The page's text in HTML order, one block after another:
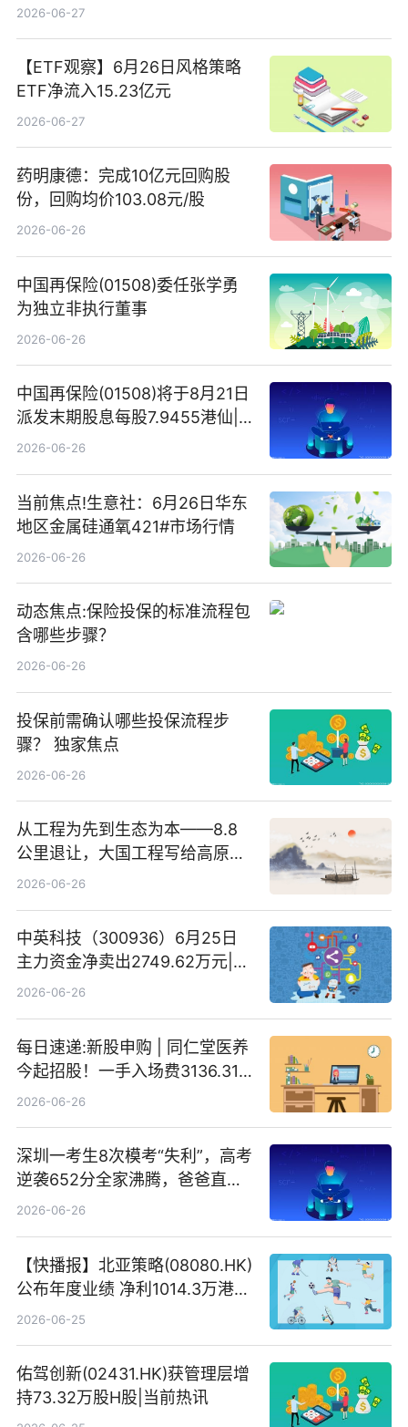
2026-06-27
【ETF观察】6月26日风格策略
ETF净流入15.23亿元
2026-06-27
药明康德：完成10亿元回购股
份，回购均价103.08元/股
2026-06-26
中国再保险(01508)委任张学勇
为独立非执行董事
2026-06-26
中国再保险(01508)将于8月21日
派发末期股息每股7.9455港仙|
看点
2026-06-26
当前焦点!生意社：6月26日华东
地区金属硅通氧421#市场行情
2026-06-26
动态焦点:保险投保的标准流程包
含哪些步骤？
2026-06-26
投保前需确认哪些投保流程步
骤？ 独家焦点
2026-06-26
从工程为先到生态为本——8.8
公里退让，大国工程写给高原生
灵的温柔情书
2026-06-26
中英科技（300936）6月25日
主力资金净卖出2749.62万元|每
日速看
2026-06-26
每日速递:新股申购 | 同仁堂医养
今起招股！一手入场费3136.31
港元
2026-06-26
深圳一考生8次模考“失利”，高考
逆袭652分全家沸腾，爸爸直呼
“没查错吧” 焦点简讯
2026-06-26
【快播报】北亚策略(08080.HK)
公布年度业绩 净利1014.3万港元
同比扭亏为盈
2026-06-25
佑驾创新(02431.HK)获管理层增
持73.32万股H股|当前热讯